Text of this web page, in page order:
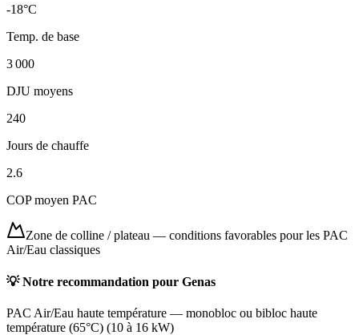
-18°C
Temp. de base
3 000
DJU moyens
240
Jours de chauffe
2.6
COP moyen PAC
Zone de colline / plateau — conditions favorables pour les PAC
Air/Eau classiques
💡 Notre recommandation pour Genas
PAC Air/Eau haute température — monobloc ou bibloc haute
température (65°C) (10 à 16 kW)